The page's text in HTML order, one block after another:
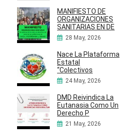
MANIFIESTO DE
ORGANIZACIONES
SANITARIAS EN DE
28 May, 2026
Nace La Plataforma
Estatal
“Colectivos
24 May, 2026
DMD Reivindica La
Eutanasia Como Un
Derecho P
21 May, 2026